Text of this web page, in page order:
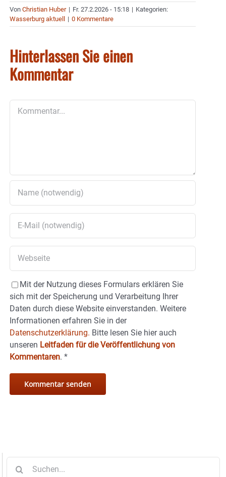
Von Christian Huber | Fr. 27.2.2026 - 15:18 | Kategorien:
Wasserburg aktuell
| 0 Kommentare
Hinterlassen Sie einen
Kommentar
Mit der Nutzung dieses Formulars erklären Sie
sich mit der Speicherung und Verarbeitung Ihrer
Daten durch diese Website einverstanden. Weitere
Informationen erfahren Sie in der
Datenschutzerklärung. Bitte lesen Sie hier auch
unseren Leitfaden für die Veröffentlichung von
Kommentaren. *
nach: